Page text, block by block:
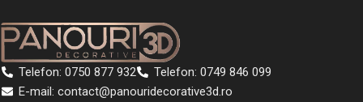
Telefon: 0750 877 932
Telefon: 0749 846 099
E-mail: contact@panouridecorative3d.ro